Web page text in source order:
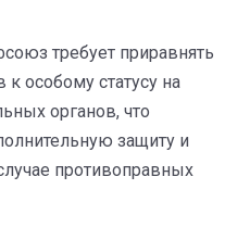
требует приравнять
особому статусу на
органов, что
защиту и
противоправных